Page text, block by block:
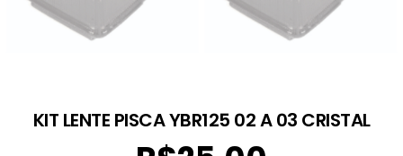
KIT LENTE PISCA YBR125 02 A 03 CRISTAL